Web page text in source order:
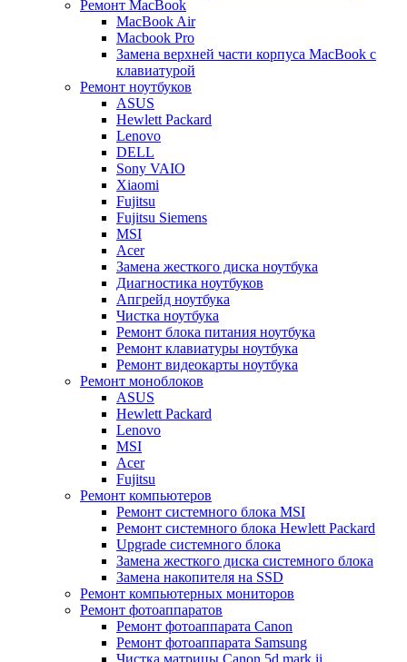
Ремонт MacBook
MacBook Air
Macbook Pro
Замена верхней части корпуса MacBook с
клавиатурой
Ремонт ноутбуков
ASUS
Hewlett Packard
Lenovo
DELL
Sony VAIO
Xiaomi
Fujitsu
Fujitsu Siemens
MSI
Acer
Замена жесткого диска ноутбука
Диагностика ноутбуков
Апгрейд ноутбука
Чистка ноутбука
Ремонт блока питания ноутбука
Ремонт клавиатуры ноутбука
Ремонт видеокарты ноутбука
Ремонт моноблоков
ASUS
Hewlett Packard
Lenovo
MSI
Acer
Fujitsu
Ремонт компьютеров
Ремонт системного блока MSI
Ремонт системного блока Hewlett Packard
Upgrade системного блока
Замена жесткого диска системного блока
Замена накопителя на SSD
Ремонт компьютерных мониторов
Ремонт фотоаппаратов
Ремонт фотоаппарата Canon
Ремонт фотоаппарата Samsung
Чистка матрицы Canon 5d mark ii